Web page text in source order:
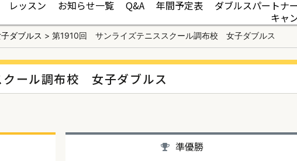
レッスン お知らせ一覧 Q&A 年間予定表 ダブルスパートナ
キャ
ダブルス > 第1910回 サンライズテニススクール調布校 女子ダブルス
ール調布校 女子ダブルス
準優勝